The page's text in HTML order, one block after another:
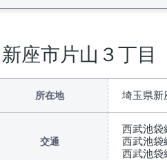
新座市片山３丁
所在地 埼玉県新
交通
西武池袋
西武池袋
西武池袋